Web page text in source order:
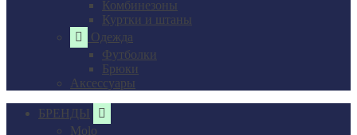
Комбинезоны
Куртки и штаны
Одежда
Футболки
Брюки
Аксессуары
БРЕНДЫ
Molo